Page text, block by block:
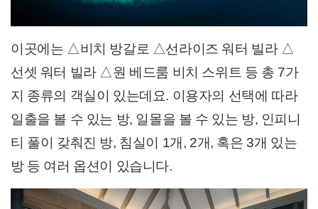
이곳에는 △비치 방갈로 △선라이즈 워터 빌라 △
선셋 워터 빌라 △원 베드룸 비치 스위트 등 총 7가
지 종류의 객실이 있는데요. 이용자의 선택에 따라
일출을 볼 수 있는 방, 일몰을 볼 수 있는 방, 인피니
티 풀이 갖춰진 방, 침실이 1개, 2개, 혹은 3개 있는
방 등 여러 옵션이 있습니다.